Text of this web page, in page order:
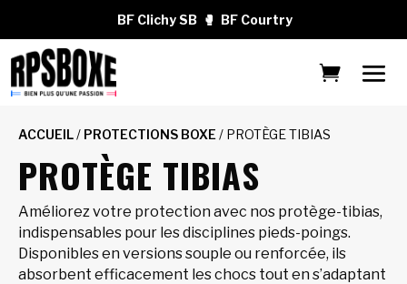
BF Clichy SB 🥊 BF Courtry
ACCUEIL/ PROTECTIONS BOXE / PROTÈGE TIBIAS
PROTÈGE TIBIAS
Améliorez votre protection avec nos protège-tibias,
indispensables pour les disciplines pieds-poings.
Disponibles en versions souple ou renforcée, ils
absorbent efficacement les chocs tout en s’adaptant